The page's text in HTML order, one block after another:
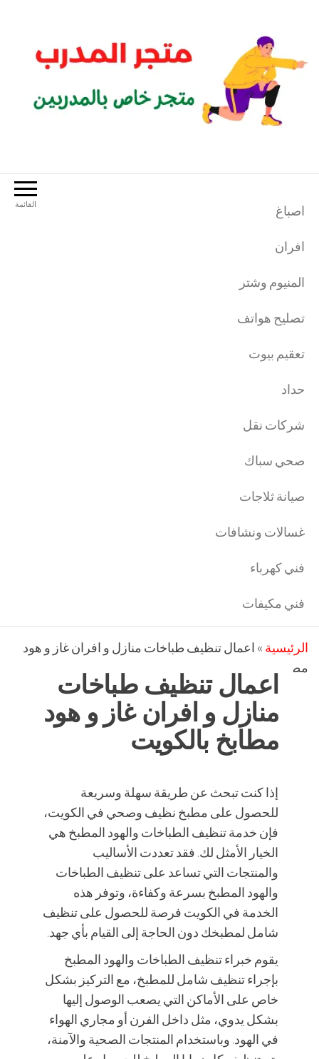
القائمة اصباغ
افران
المنيوم وشتر
تصليح هواتف
تعقيم بيوت
حداد
شركات نقل
صحي سباك
صيانة ثلاجات
غسالات ونشافات
فني كهرباء
فني مكيفات
الرئيسية » اعمال تنظيف طباخات منازل و افران غاز و هود
مطابخ بالكويت
اعمال تنظيف طباخات
منازل و افران غاز و هود
مطابخ بالكويت
إذا كنت تبحث عن طريقة سهلة وسريعة
للحصول على مطبخ نظيف وصحي في الكويت،
فإن خدمة تنظيف الطباخات والهود المطبخ هي
الخيار الأمثل لك. فقد تعددت الأساليب
والمنتجات التي تساعد على تنظيف الطباخات
والهود المطبخ بسرعة وكفاءة، وتوفر هذه
الخدمة في الكويت فرصة للحصول على تنظيف
شامل لمطبخك دون الحاجة إلى القيام بأي جهد.
يقوم خبراء تنظيف الطباخات والهود المطبخ
بإجراء تنظيف شامل للمطبخ، مع التركيز بشكل
خاص على الأماكن التي يصعب الوصول إليها
بشكل يدوي، مثل داخل الفرن أو مجاري الهواء
في الهود. وباستخدام المنتجات الصحية والآمنة،